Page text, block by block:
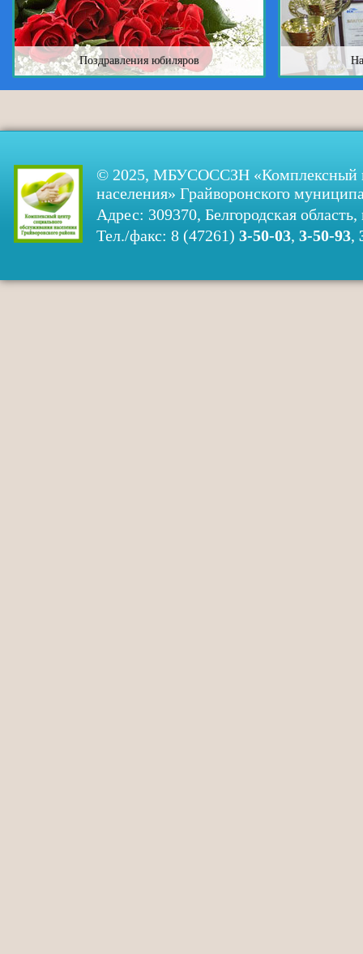
Поздравления юбиляров
© 2025, МБУСОССЗН «Комплексный
населения» Грайворонского
Адрес: 309370, Белгородская
Тел./факс: 8 (47261) 3-50-03, 3-50-93,